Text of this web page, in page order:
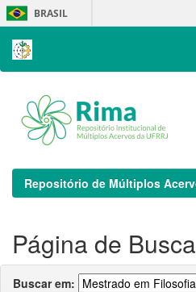
Skip
navigation
BRASIL
Repositório de Múltiplos
Página de Busca
Buscar em: